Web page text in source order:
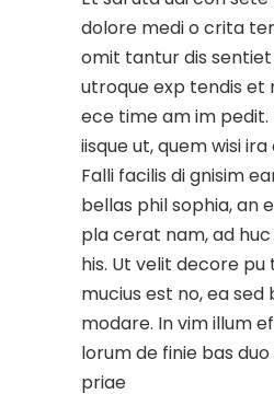
dolore medi o crita
omit tantur dis
utroque exp tendis et
ece time am im pedit.
iisque ut, quem wisi
Falli facilis di gnisim
bellas phil sophia, an
pla cerat nam, ad
his. Ut velit decore
mucius est no, ea
modare. In vim illum
lorum de finie bas
priae